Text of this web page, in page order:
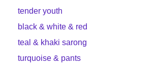
tender youth
black & white & red
teal & khaki sarong
turquoise & pants